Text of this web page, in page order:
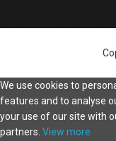
We use cookies to
features and to analyse
your use of our site with
partners. View more